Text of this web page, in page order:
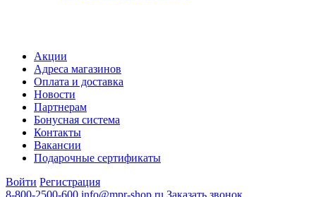
Акции
Адреса магазинов
Оплата и доставка
Новости
Партнерам
Бонусная система
Контакты
Вакансии
Подарочные сертификаты
Войти Регистрация
8-800-2500-600 info@mpr-shop.ru Заказать звонок